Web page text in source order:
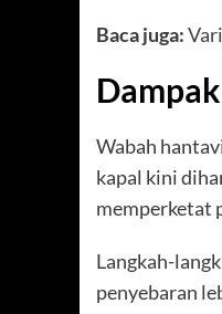
Baca juga:
Wabah
kapal kini
memperketat
Langkah-
penyebaran